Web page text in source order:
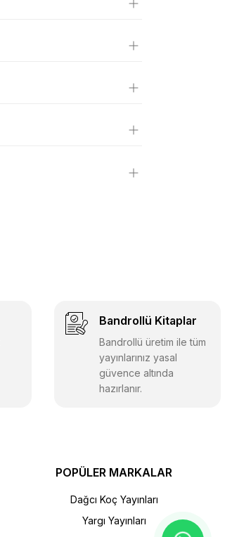
Bandrollü Kitaplar
Bandrollü üretim ile tüm
yayınlarınız yasal
güvence altında
hazırlanır.
POPÜLER MARKALAR
Dağcı Koç Yayınları
Yargı Yayınları